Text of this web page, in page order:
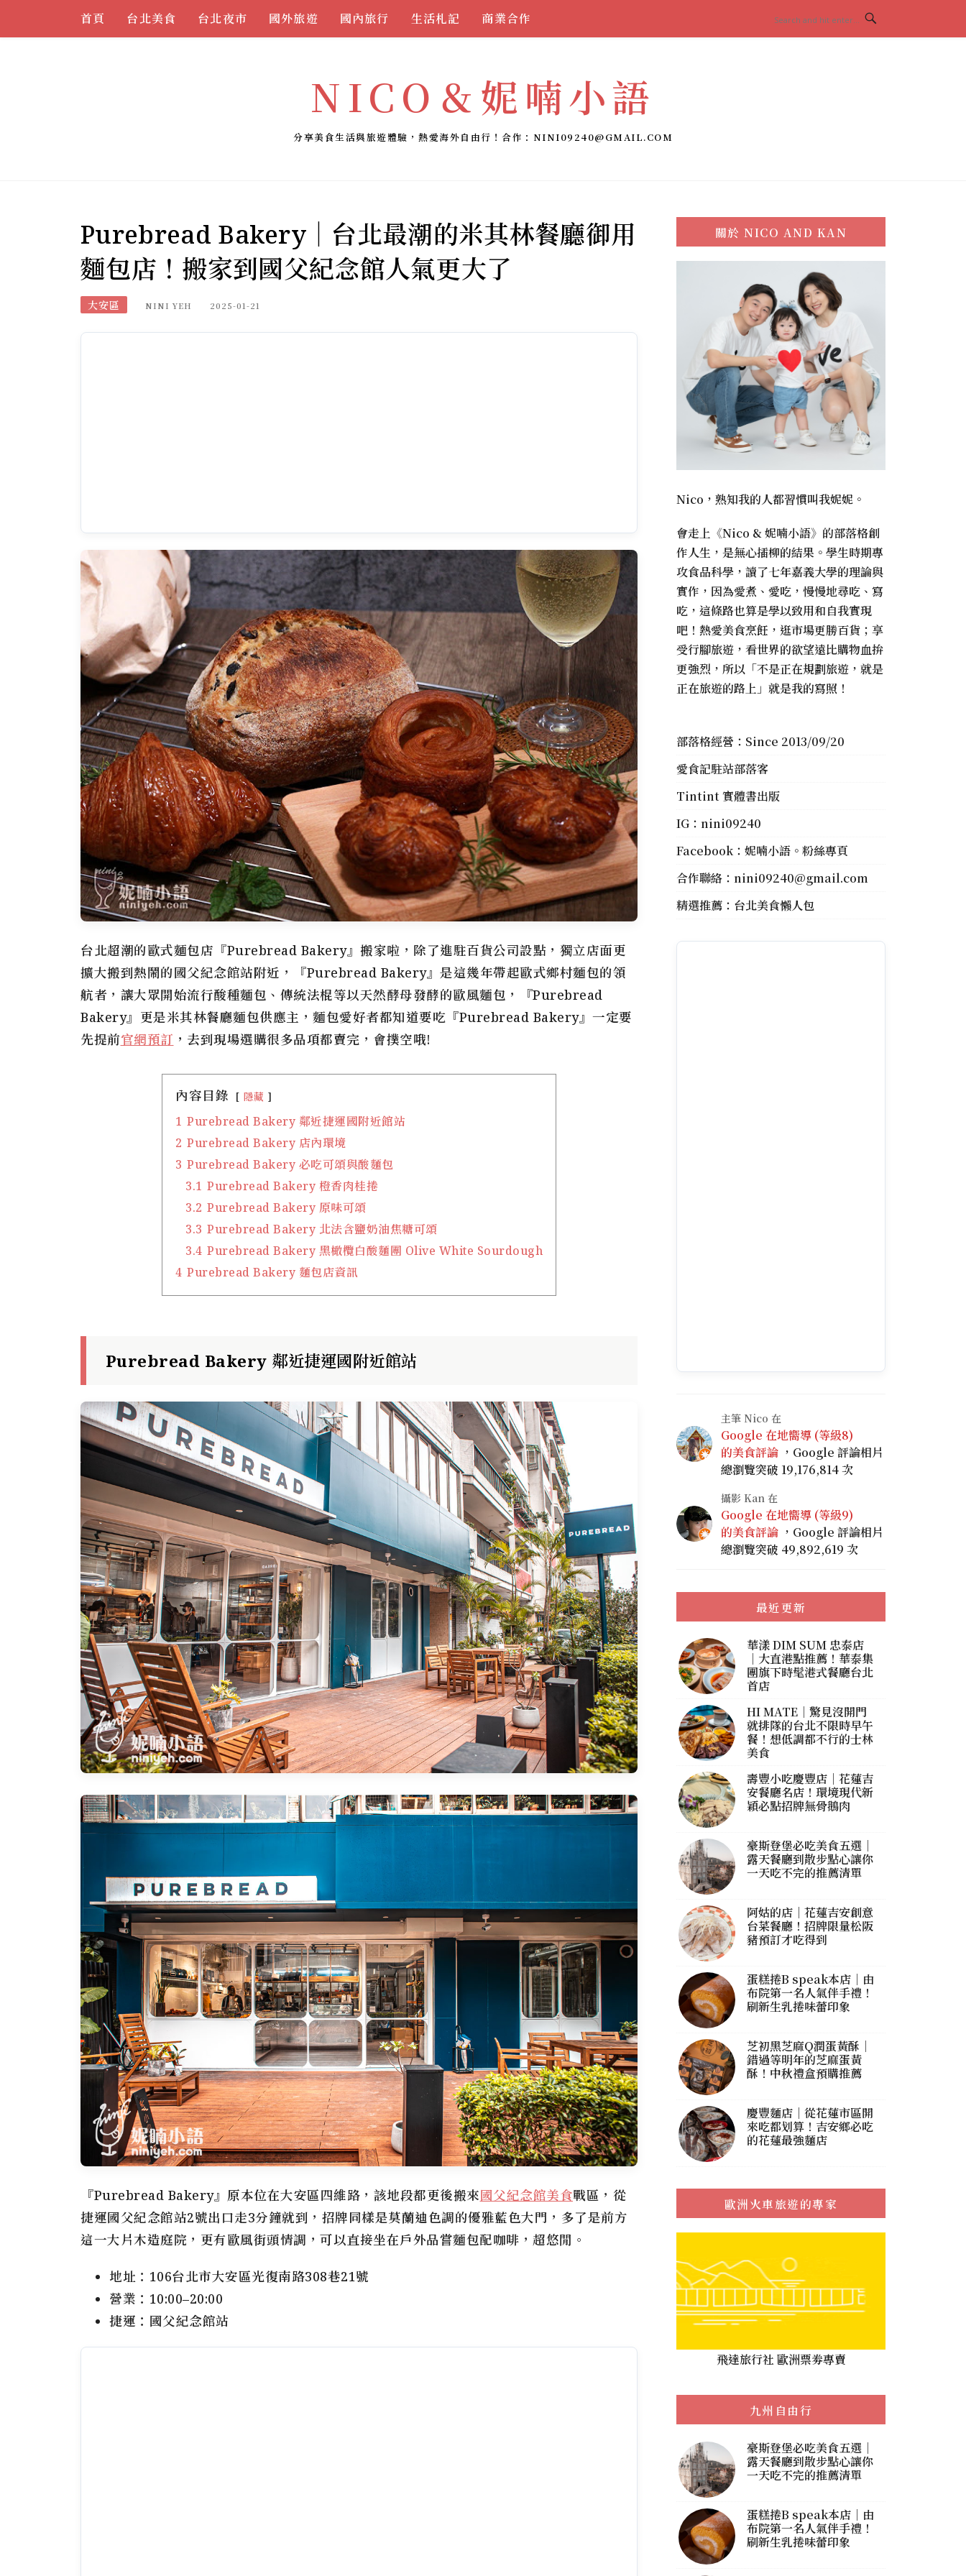
首頁 台北美食 台北夜市 國外旅遊 國內旅行 生活札記 商業合作
NICO＆妮喃小語
分享美食生活與旅遊體驗，熱愛海外自由行！合作： NINI09240@GMAIL.COM
Purebread Bakery｜台北最潮的米其林餐廳御用
麵包店！搬家到國父紀念館人氣更大了
大安區 NINI YEH 2025-01-21
台北超潮的歐式麵包店『Purebread Bakery』搬家啦，除了進駐百貨公司設點，獨立店面更
擴大搬到熱鬧的國父紀念館站附近，『Purebread Bakery』是這幾年帶起歐式鄉村麵包的領
航者，讓大眾開始流行酸種麵包、傳統法棍等以天然酵母發酵的歐風麵包，『Purebread
Bakery』更是米其林餐廳麵包供應主，麵包愛好者都知道要吃『Purebread Bakery』一定要
先提前官網預訂 ，去到現場選購很多品項都賣完，會撲空哦!
內容目錄 隱藏
1 Purebread Bakery 鄰近捷運國附近館站
2 Purebread Bakery 店內環境
3 Purebread Bakery 必吃可頌與酸麵包
3.1 Purebread Bakery 橙香肉桂捲
3.2 Purebread Bakery 原味可頌
3.3 Purebread Bakery 北法含鹽奶油焦糖可頌
3.4 Purebread Bakery 黑橄欖白酸麵團 Olive White Sourdough
4 Purebread Bakery 麵包店資訊
Purebread Bakery 鄰近捷運國附近館站
『Purebread Bakery』原本位在大安區四維路，該地段都更後搬來國父紀念館美食戰區，從
捷運國父紀念館站2號出口走3分鐘就到，招牌同樣是莫蘭迪色調的優雅藍色大門，多了是前方
這一大片木造庭院，更有歐風街頭情調，可以直接坐在戶外品嘗麵包配咖啡，超悠閒。
地址：106台北市大安區光復南路308巷21號
營業：10:00–20:00
捷運：國父紀念館站
關於NICO AND KAN
Nico，熟知我的人都習慣叫我妮妮。
會走上《Nico & 妮喃小語》的部落格創
作人生，是無心插柳的結果。學生時期專
攻食品科學，讀了七年嘉義大學的理論與
實作，因為愛煮、愛吃，慢慢地尋吃、寫
吃，這條路也算是學以致用和自我實現
吧！熱愛美食烹飪，逛市場更勝百貨；享
受行腳旅遊，看世界的欲望遠比購物血拚
更強烈，所以「不是正在規劃旅遊，就是
正在旅遊的路上」就是我的寫照！
部落格經營：Since 2013/09/20
愛食記駐站部落客
Tintint 實體書出版
IG：nini09240
Facebook：妮喃小語。粉絲專頁
合作聯絡：nini09240@gmail.com
精選推薦： 台北美食懶人包
主筆 Nico 在
Google 在地嚮導 (等級8)
的美食評論 ，Google 評論相片
總瀏覽突破 19,176,814 次
攝影 Kan 在
Google 在地嚮導 (等級9)
的美食評論 ，Google 評論相片
總瀏覽突破 49,892,619 次
最近更新
華漾 DIM SUM 忠泰店
｜大直港點推薦！華泰集
團旗下時髦港式餐廳台北
首店
HI MATE｜驚見沒開門
就排隊的台北不限時早午
餐！想低調都不行的士林
美食
壽豐小吃慶豐店｜花蓮吉
安餐廳名店！環境現代新
穎必點招牌無骨鵝肉
豪斯登堡必吃美食五選｜
露天餐廳到散步點心讓你
一天吃不完的推薦清單
阿姑的店｜花蓮吉安創意
台菜餐廳！招牌限量松阪
豬預訂才吃得到
蛋糕捲B speak本店｜由
布院第一名人氣伴手禮！
刷新生乳捲味蕾印象
芝初黑芝麻Q潤蛋黃酥｜
錯過等明年的芝麻蛋黃
酥！中秋禮盒預購推薦
慶豐麵店｜從花蓮市區開
來吃都划算！吉安鄉必吃
的花蓮最強麵店
歐洲火車旅遊的專家
飛達旅行社 歐洲票劵專賣
九州自由行
豪斯登堡必吃美食五選｜
露天餐廳到散步點心讓你
一天吃不完的推薦清單
蛋糕捲B speak本店｜由
布院第一名人氣伴手禮！
刷新生乳捲味蕾印象